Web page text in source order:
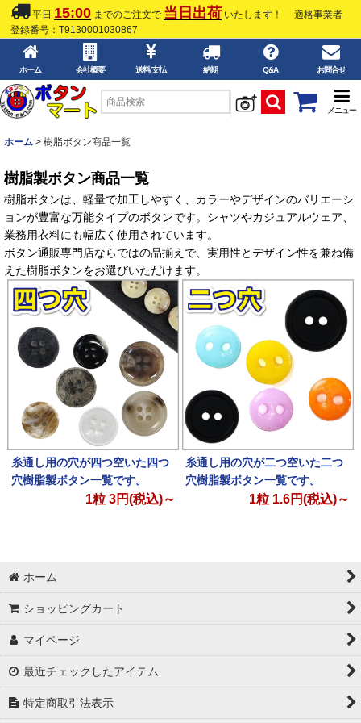
平日 15:00 までのご注文で 当日出荷 いたします！
適格事業者
登録番号：T9130001030867
ホーム 会社概要 送料/支払 納期 Q&A お問合せ
メニュー
ホーム > 樹脂ボタン商品一覧
樹脂製ボタン商品一覧
樹脂ボタンは、軽量で加工しやすく、カラーやデザインのバリエーシ
ョンが豊富な万能タイプのボタンです。シャツやカジュアルウェア、
業務用衣料にも幅広く使用されています。
ボタン通販専門店ならではの品揃えで、実用性とデザイン性を兼ね備
えた樹脂ボタンをお選びいただけます。
糸通し用の穴が四つ空いた四つ
穴樹脂製ボタン一覧です。
1粒 3円(税込)～
糸通し用の穴が二つ空いた二つ
穴樹脂製ボタン一覧です。
1粒 1.6円(税込)～
ホーム
ショッピングカート
マイページ
最近チェックしたアイテム
特定商取引法表示